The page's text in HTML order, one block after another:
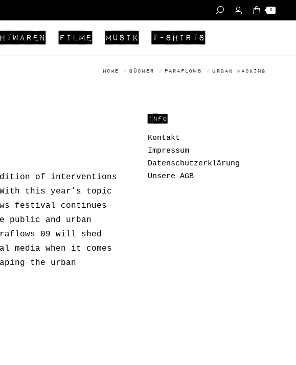
0
Filme Musik T-Shirts
You are here:
Home Bücher paraflows Urban Hacking
of interventions
this year’s topic
festival continues
and urban
09 will shed
when it comes
the urban
INFO
Kontakt
Impressum
Datenschutzerklärung
Unsere AGB